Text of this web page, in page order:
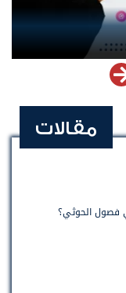
مقالات
فصول الحوثي؟